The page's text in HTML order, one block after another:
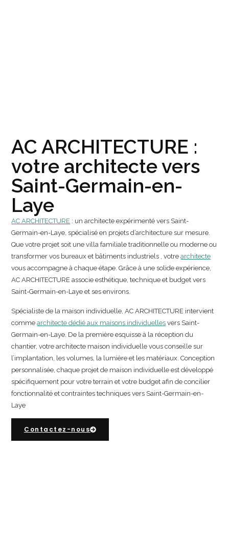
AC ARCHITECTURE :
votre architecte vers
Saint-Germain-en-
Laye
AC ARCHITECTURE : un architecte expérimenté vers Saint-
Germain-en-Laye, spécialisé en projets d’architecture sur mesure.
Que votre projet soit une villa familiale traditionnelle ou moderne ou
transformer vos bureaux et bâtiments industriels , votrearchitecte
vous accompagne à chaque étape. Grâce à une solide expérience,
AC ARCHITECTURE associe esthétique, technique et budget vers
Saint-Germain-en-Laye et ses environs.
Spécialiste de la maison individuelle, AC ARCHITECTURE intervient
commearchitecte dédié aux maisons individuelles vers Saint-
Germain-en-Laye. De la première esquisse à la réception du
chantier, votre architecte maison individuelle vous conseille sur
l’implantation, les volumes, la lumière et les matériaux. Conception
personnalisée, chaque projet de maison individuelle est développé
spécifiquement pour votre terrain et votre budget afin de concilier
fonctionnalité et contraintes techniques vers Saint-Germain-en-
Laye
Contactez-nous